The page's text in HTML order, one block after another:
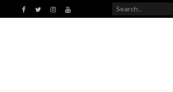
Facebook
TwitterInstagramYouTube